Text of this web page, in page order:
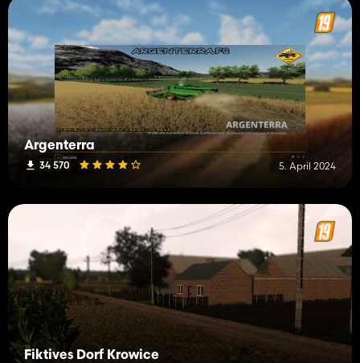
Argenterra
34 570 5. April 2024
Fiktives Dorf Krowice